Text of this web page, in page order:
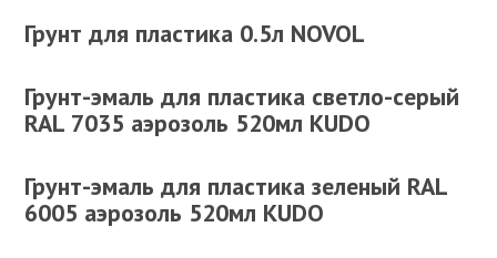
Грунт для пластика 0.5л NOVOL
Грунт-эмаль для пластика светло-серый
RAL 7035 аэрозоль 520мл KUDO
Грунт-эмаль для пластика зеленый RAL
6005 аэрозоль 520мл KUDO